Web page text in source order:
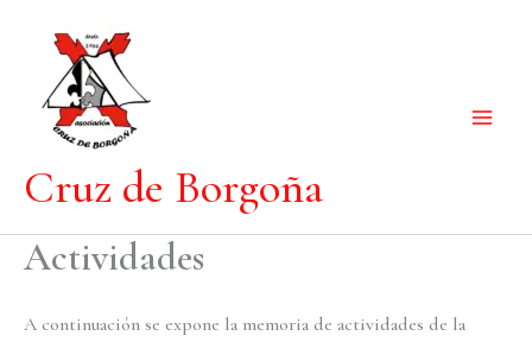
contenido
Cruz de Borgoña
Actividades
A continuación se expone la memoria de actividades de la